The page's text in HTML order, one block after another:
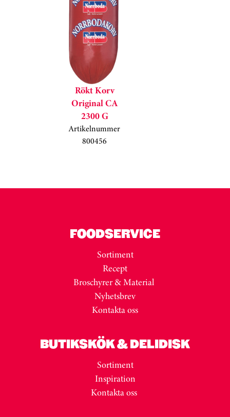
Rökt Korv
Original CA
2300 G
Artikelnummer
800456
FOODSERVICE
Sortiment
Recept
Broschyrer & Material
Nyhetsbrev
Kontakta oss
BUTIKSKÖK & DELIDISK
Sortiment
Inspiration
Kontakta oss